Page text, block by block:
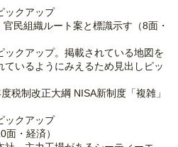
ックアップ
民組織ルート案と標識示す（8面・
クアップ。掲載されている地図を
いるようにみえるため見出しピッ
税制改正大綱 NISA新制度「複雑」
ックアップ
・経済）